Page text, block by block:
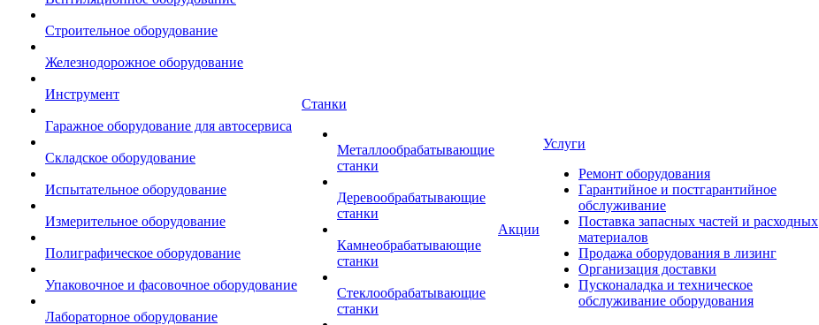
Строительное оборудование
Железнодорожное оборудование
Инструмент
Гаражное оборудование для автосервиса
Складское оборудование
Испытательное оборудование
Измерительное оборудование
Полиграфическое оборудование
Упаковочное и фасовочное оборудование
Лабораторное оборудование
Станки
Металлообрабатывающие
станки
Деревообрабатывающие
станки
Камнеобрабатывающие
станки
Стеклообрабатывающие
станки
Акции
Услуги
Ремонт оборудования
Гарантийное и постгарантийное
обслуживание
Поставка запасных частей и расходных
материалов
Продажа оборудования в лизинг
Организация доставки
Пусконаладка и техническое
обслуживание оборудования